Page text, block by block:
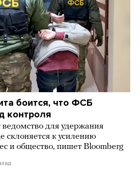
боится, что ФСБ
контроля
ведомство для удержания
склоняется к усилению
и общество, пишет Bloomberg